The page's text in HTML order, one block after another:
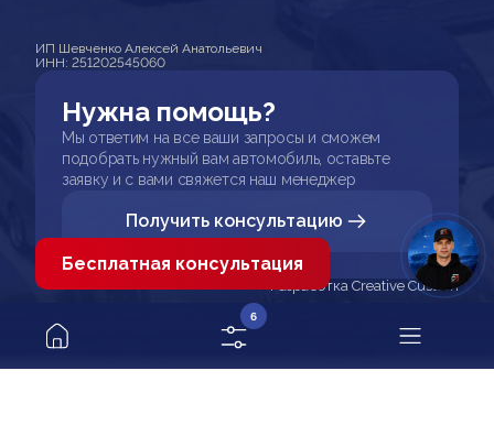
ИП Шевченко Алексей Анатольевич
ИНН: 251202545060
Нужна помощь?
Мы ответим на все ваши запросы и сможем
подобрать нужный вам автомобиль, оставьте
заявку и с вами свяжется наш менеджер
Получить консультацию
Разработка Creative Custom
6
Бесплатная консультация